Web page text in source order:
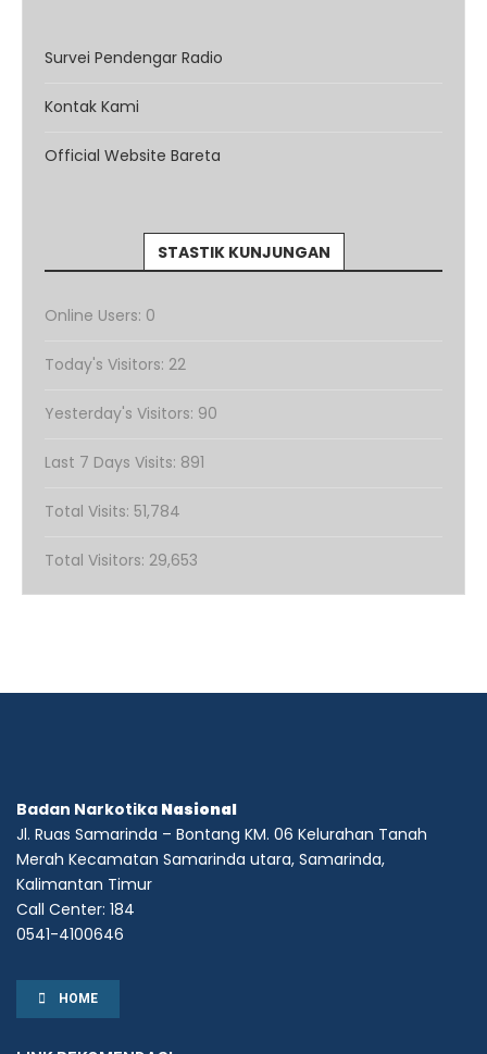
Survei Pendengar Radio
Kontak Kami
Official Website Bareta
STASTIK KUNJUNGAN
Online Users: 0
Today's Visitors: 22
Yesterday's Visitors: 90
Last 7 Days Visits: 891
Total Visits: 51,784
Total Visitors: 29,653
Badan Narkotika Nasional
Jl. Ruas Samarinda – Bontang KM. 06 Kelurahan Tanah
Merah Kecamatan Samarinda utara, Samarinda,
Kalimantan Timur
Call Center: 184
0541-4100646
HOME